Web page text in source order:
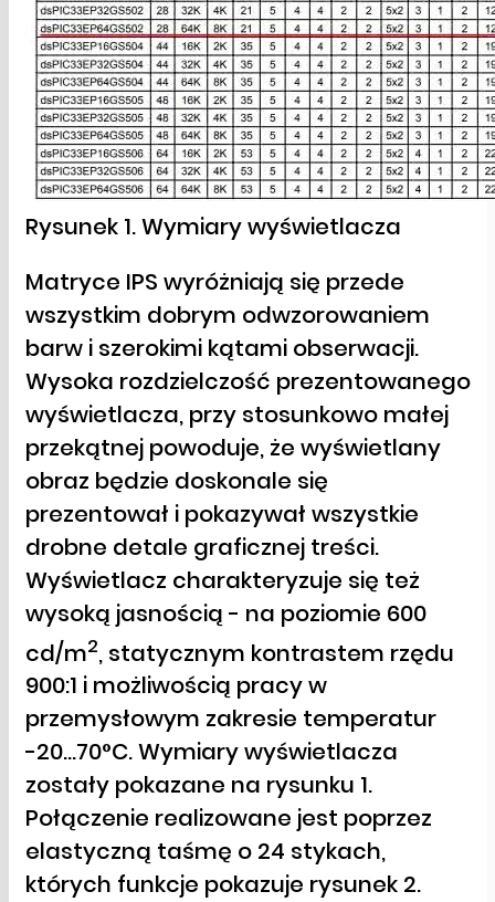
Rysunek 1. Wymiary wyświetlacza
Matryce IPS wyróżniają się przede
wszystkim dobrym odwzorowaniem
barw i szerokimi kątami obserwacji.
Wysoka rozdzielczość prezentowanego
wyświetlacza, przy stosunkowo małej
przekątnej powoduje, że wyświetlany
obraz będzie doskonale się
prezentował i pokazywał wszystkie
drobne detale graficznej treści.
Wyświetlacz charakteryzuje się też
wysoką jasnością - na poziomie 600
cd/m2, statycznym kontrastem rzędu
900:1 i możliwością pracy w
przemysłowym zakresie temperatur
-20...70°C. Wymiary wyświetlacza
zostały pokazane na rysunku 1.
Połączenie realizowane jest poprzez
elastyczną taśmę o 24 stykach,
których funkcje pokazuje rysunek 2.